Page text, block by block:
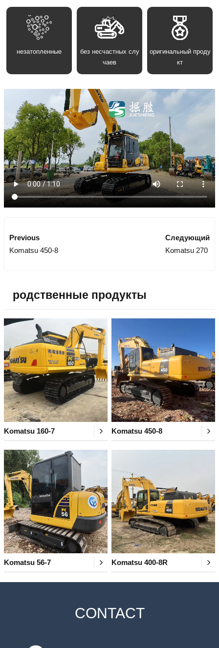
незатопленные
без несчастных слу
чаев
оригинальный проду
кт
Previous
Komatsu 450-8
Следующий
Komatsu 270
родственные продукты
Komatsu 160-7 Komatsu 450-8
Komatsu 56-7 Komatsu 400-8R
CONTACT